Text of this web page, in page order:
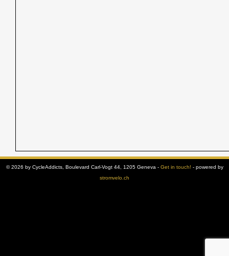
© 2026 by CycleAddicts, Boulevard Carl-Vogt 44, 1205 Geneva - Get in touch! - powered by
stromvelo.ch